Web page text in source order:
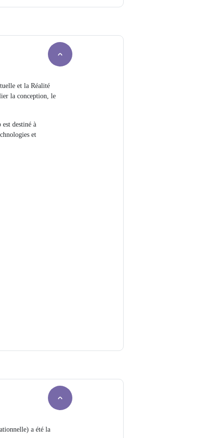
et la Réalité
la conception, le
destiné à
et
a été la